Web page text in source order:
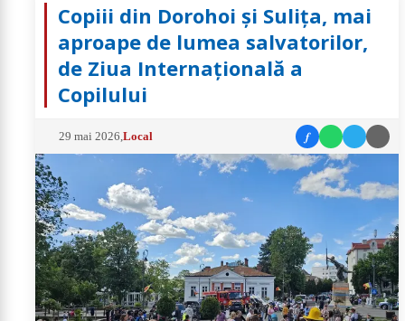
Copiii din Dorohoi și Sulița, mai
aproape de lumea salvatorilor,
de Ziua Internațională a
Copilului
29 mai 2026 ,Local f